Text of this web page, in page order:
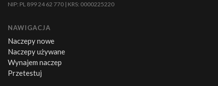
NIP: PL 899 24 62 770 | KRS: 0000225220
NAWIGACJA
Naczepy nowe
Naczepy używane
Wynajem naczep
Przetestuj